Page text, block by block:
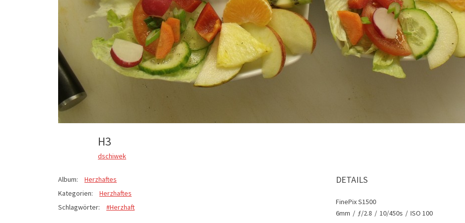
H3
dschiwek
Album:
Herzhaftes
Kategorien:
Herzhaftes
Schlagwörter:
#Herzhaft
DETAILS
FinePix S1500
6mm / ƒ/2.8 / 10/450s / ISO 100